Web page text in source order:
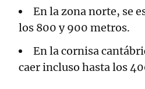
En la zona norte, se
los 800 y 900 metros.
En la cornisa
caer incluso hasta los